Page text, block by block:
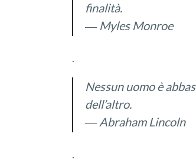
finalità.
― Myles Monroe
.
Nessun uomoè
dell’altro.
―Abraham Lincoln
.